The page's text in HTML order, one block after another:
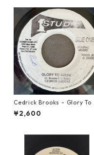
Cedrick Brooks - Glory To S
ounds【7-21786】
¥2,600